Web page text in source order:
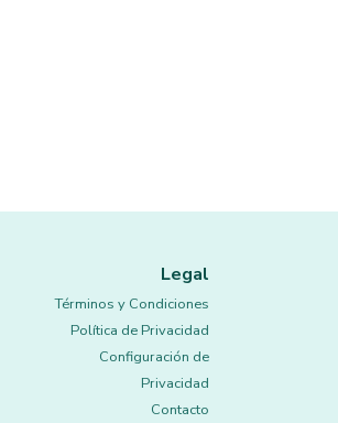
Legal
Términos y Condiciones
Política de Privacidad
Configuración de
Privacidad
Contacto